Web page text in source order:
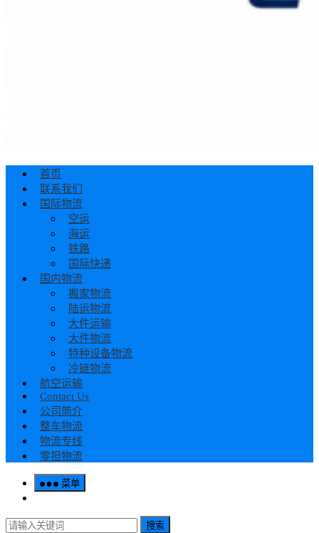
首页
联系我们
国际物流
空运
海运
铁路
国际快递
国内物流
搬家物流
陆运物流
大件运输
大件物流
特种设备物流
冷链物流
航空运输
Contact Us
公司简介
整车物流
物流专线
零担物流
菜单
搜索